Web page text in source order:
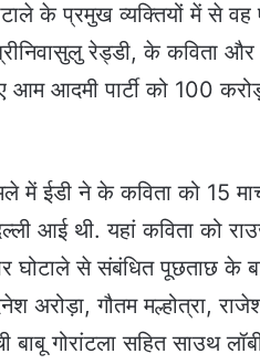
के प्रमुख व्यक्तियों में से
रेड्डी, के कविता
आदमी पार्टी को 100
में ईडी ने के कविता को 15
आई थी. यहां कविता को
घोटाले से संबंधित पूछताछ के
अरोड़ा, गौतम मल्होत्रा,
गोरांटला सहित साउथ